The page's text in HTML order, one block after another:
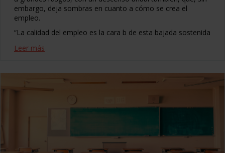
embargo, deja sombras en cuanto a cómo se crea el
empleo.
“La calidad del empleo es la cara b de esta bajada sostenida
Leer más